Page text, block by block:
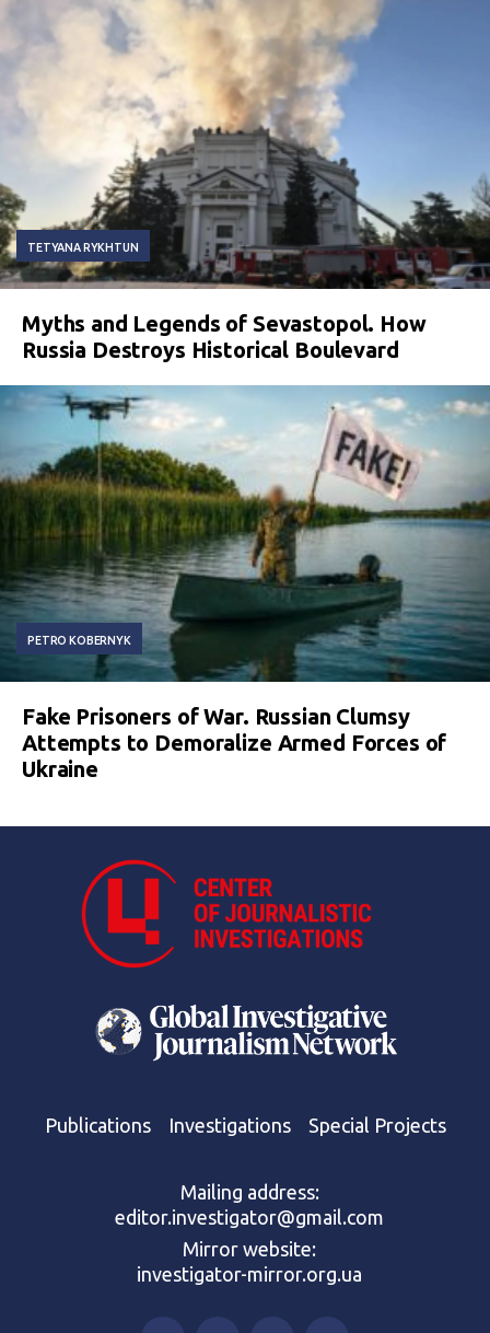
TETYANA RYKHTUN
Myths and Legends of Sevastopol. How
Russia Destroys Historical Boulevard
PETRO KOBERNYK
Fake Prisoners of War. Russian Clumsy
Attempts to Demoralize Armed Forces of
Ukraine
Publications Investigations Special Projects
Mailing address:
editor.investigator@gmail.com
Mirror website:
investigator-mirror.org.ua